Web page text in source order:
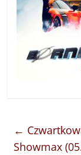
←
Showmax